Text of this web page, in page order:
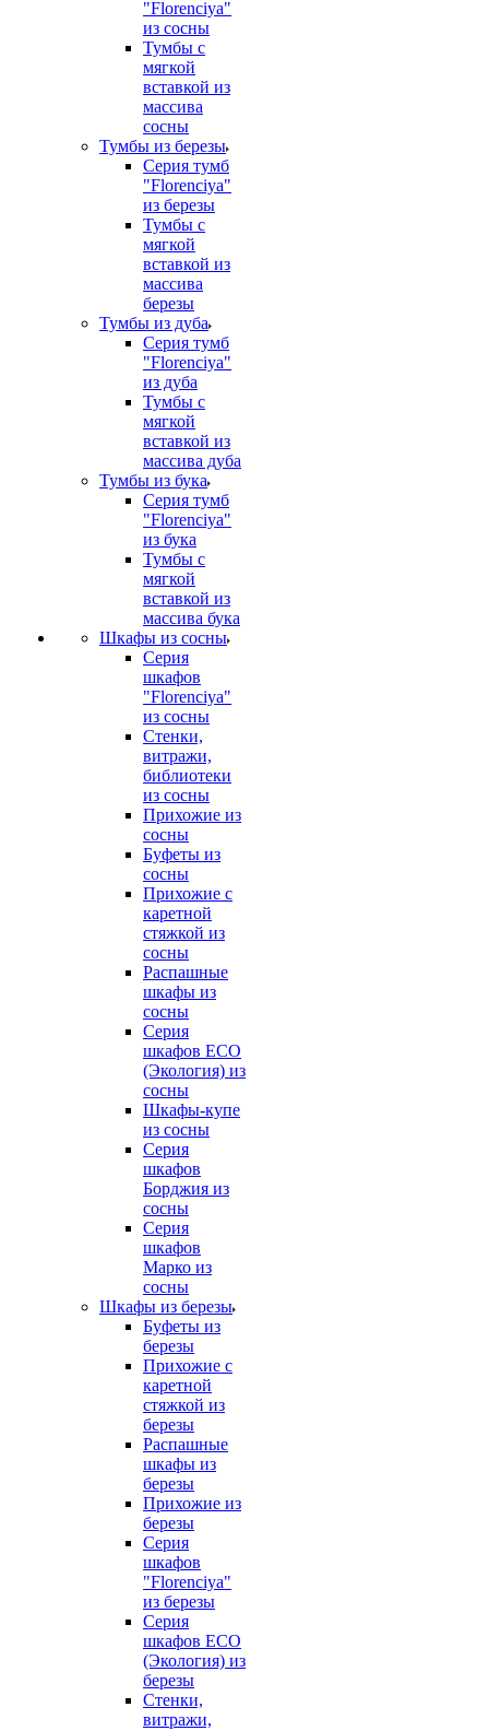
"Florenciya"
из сосны
Тумбы с
мягкой
вставкой из
массива
сосны
Тумбы из березы
Серия тумб
"Florenciya"
из березы
Тумбы с
мягкой
вставкой из
массива
березы
Тумбы из дуба
Серия тумб
"Florenciya"
из дуба
Тумбы с
мягкой
вставкой из
массива дуба
Тумбы из бука
Серия тумб
"Florenciya"
из бука
Тумбы с
мягкой
вставкой из
массива бука
Шкафы из сосны
Серия
шкафов
"Florenciya"
из сосны
Стенки,
витражи,
библиотеки
из сосны
Прихожие из
сосны
Буфеты из
сосны
Прихожие с
каретной
стяжкой из
сосны
Распашные
шкафы из
сосны
Серия
шкафов ECO
(Экология) из
сосны
Шкафы-купе
из сосны
Серия
шкафов
Борджия из
сосны
Серия
шкафов
Марко из
сосны
Шкафы из березы
Буфеты из
березы
Прихожие с
каретной
стяжкой из
березы
Распашные
шкафы из
березы
Прихожие из
березы
Серия
шкафов
"Florenciya"
из березы
Серия
шкафов ECO
(Экология) из
березы
Стенки,
витражи,